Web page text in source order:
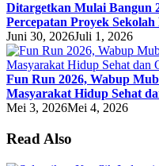
Ditargetkan Mulai Bangun
Percepatan Proyek
Juni 30, 2026Juli 1, 2026
Fun Run 2026, Wabup
Masyarakat Hidup Sehat
Mei 3, 2026Mei 4, 2026
Read Also